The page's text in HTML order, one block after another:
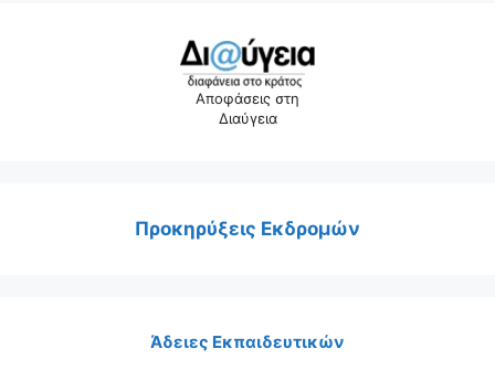
Αποφάσεις στη
Διαύγεια
Προκηρύξεις Εκδρομών
Άδειες Εκπαιδευτικών